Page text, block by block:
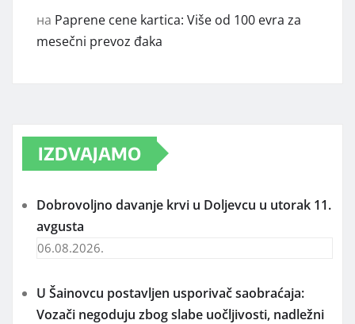
на Paprene cene kartica: Više od 100 evra za
mesečni prevoz đaka
IZDVAJAMO
Dobrovoljno davanje krvi u Doljevcu u utorak 11.
avgusta
06.08.2026.
U Šainovcu postavljen usporivač saobraćaja:
Vozači negoduju zbog slabe uočljivosti, nadležni